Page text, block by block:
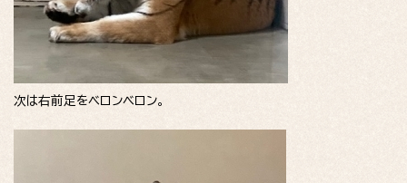
次は右前足をベロンベロン。